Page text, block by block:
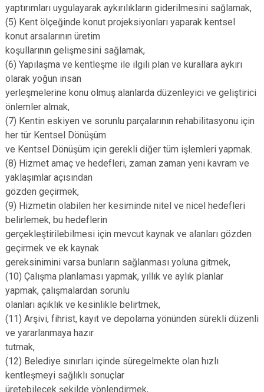
yaptırımları uygulayarak aykırılıkların giderilmesini sağlamak,
(5) Kent ölçeğinde konut projeksiyonları yaparak kentsel
konut arsalarının üretim
koşullarının gelişmesini sağlamak,
(6) Yapılaşma ve kentleşme ile ilgili plan ve kurallara aykırı
olarak yoğun insan
yerleşmelerine konu olmuş alanlarda düzenleyici ve geliştirici
önlemler almak,
(7) Kentin eskiyen ve sorunlu parçalarının rehabilitasyonu için
her tür Kentsel Dönüşüm
ve Kentsel Dönüşüm için gerekli diğer tüm işlemleri yapmak.
(8) Hizmet amaç ve hedefleri, zaman zaman yeni kavram ve
yaklaşımlar açısından
gözden geçirmek,
(9) Hizmetin olabilen her kesiminde nitel ve nicel hedefleri
belirlemek, bu hedeflerin
gerçekleştirilebilmesi için mevcut kaynak ve alanları gözden
geçirmek ve ek kaynak
gereksinimini varsa bunların sağlanması yoluna gitmek,
(10) Çalışma planlaması yapmak, yıllık ve aylık planlar
yapmak, çalışmalardan sorunlu
olanları açıklık ve kesinlikle belirtmek,
(11) Arşivi, fihrist, kayıt ve depolama yönünden sürekli düzenli
ve yararlanmaya hazır
tutmak,
(12) Belediye sınırları içinde süregelmekte olan hızlı
kentleşmeyi sağlıklı sonuçlar
üretebilecek şekilde yönlendirmek,